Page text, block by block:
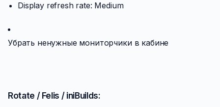
Display refresh rate: Medium
Убрать ненужные мониторчики в кабине
Rotate / Felis / iniBuilds: